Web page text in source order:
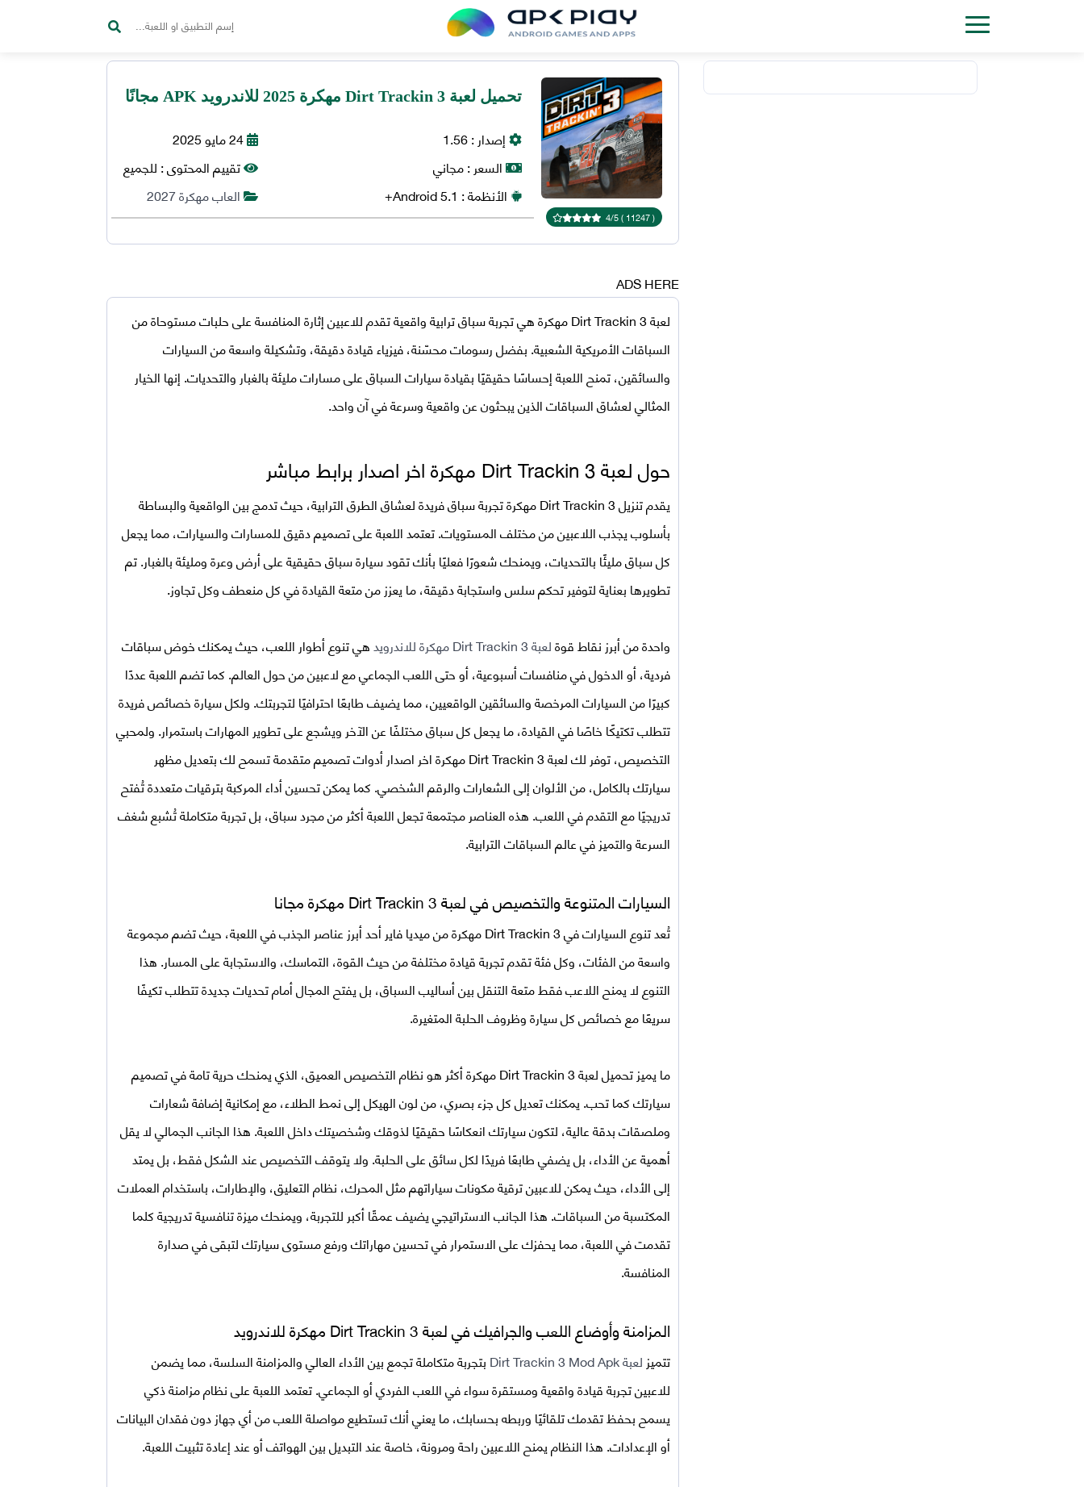
تحميل لعبة Dirt Trackin 3 مهكرة 2025 للاندرويد APK مجانًا
إصدار :1.56
السعر :مجاني
الأنظمة :
Android5.1+
24 مايو 2025
تقييم المحتوى :للجميع
العاب مهكرة 2027
(
11247
)
4/5
ADS HERE
لعبة Dirt Trackin 3 مهكرة
هي تجربة سباق ترابية واقعية تقدم للاعبين إثارة المنافسة على حلبات مستوحاة من
السباقات الأمريكية الشعبية. بفضل رسومات محسّنة، فيزياء قيادة دقيقة، وتشكيلة واسعة من السيارات
والسائقين، تمنح اللعبة إحساسًا حقيقيًا بقيادة سيارات السباق على مسارات مليئة بالغبار والتحديات. إنها الخيار
المثالي لعشاق السباقات الذين يبحثون عن واقعية وسرعة في آن واحد.
حول لعبةDirt Trackin 3مهكرة اخر اصدار برابط مباشر
يقدمتنزيل Dirt Trackin 3 مهكرة
تجربة سباق فريدة لعشاق الطرق الترابية، حيث تدمج بين الواقعية والبساطة
بأسلوب يجذب اللاعبين من مختلف المستويات. تعتمد اللعبة على تصميم دقيق للمسارات والسيارات، مما يجعل
كل سباق مليئًا بالتحديات، ويمنحك شعورًا فعليًا بأنك تقود سيارة سباق حقيقية على أرض وعرة ومليئة بالغبار. تم
تطويرها بعناية لتوفير تحكم سلس واستجابة دقيقة، ما يعزز من متعة القيادة في كل منعطف وكل تجاوز.
واحدة من أبرز نقاط قوةلعبة Dirt Trackin 3 مهكرة للاندرويد
هي تنوع أطوار اللعب، حيث يمكنك خوض سباقات
فردية، أو الدخول في منافسات أسبوعية، أو حتى اللعب الجماعي مع لاعبين من حول العالم. كما تضم اللعبة عددًا
كبيرًا من السيارات المرخصة والسائقين الواقعيين، مما يضيف طابعًا احترافيًا لتجربتك. ولكل سيارة خصائص فريدة
تتطلب تكتيكًا خاصًا في القيادة، ما يجعل كل سباق مختلفًا عن الآخر ويشجع على تطوير المهارات باستمرار. ولمحبي
التخصيص، توفر لك لعبة Dirt Trackin 3 مهكرة اخر اصدار أدوات تصميم متقدمة تسمح لك بتعديل مظهر
سيارتك بالكامل، من الألوان إلى الشعارات والرقم الشخصي. كما يمكن تحسين أداء المركبة بترقيات متعددة تُفتح
تدريجيًا مع التقدم في اللعب. هذه العناصر مجتمعة تجعل اللعبة أكثر من مجرد سباق، بل تجربة متكاملة تُشبع شغف
السرعة والتميز في عالم السباقات الترابية.
السيارات المتنوعة والتخصيص فيلعبة Dirt Trackin 3 مهكرة مجانا
تُعد تنوع السيارات فيDirt Trackin 3 مهكرة من ميديا فاير
أحد أبرز عناصر الجذب في اللعبة، حيث تضم مجموعة
واسعة من الفئات، وكل فئة تقدم تجربة قيادة مختلفة من حيث القوة، التماسك، والاستجابة على المسار. هذا
التنوع لا يمنح اللاعب فقط متعة التنقل بين أساليب السباق، بل يفتح المجال أمام تحديات جديدة تتطلب تكيفًا
سريعًا مع خصائص كل سيارة وظروف الحلبة المتغيرة.
ما يميزتحميل لعبة Dirt Trackin 3 مهكرة
أكثر هو نظام التخصيص العميق، الذي يمنحك حرية تامة في تصميم
سيارتك كما تحب. يمكنك تعديل كل جزء بصري، من لون الهيكل إلى نمط الطلاء، مع إمكانية إضافة شعارات
وملصقات بدقة عالية، لتكون سيارتك انعكاسًا حقيقيًا لذوقك وشخصيتك داخل اللعبة. هذا الجانب الجمالي لا يقل
أهمية عن الأداء، بل يضفي طابعًا فريدًا لكل سائق على الحلبة. ولا يتوقف التخصيص عند الشكل فقط، بل يمتد
إلى الأداء، حيث يمكن للاعبين ترقية مكونات سياراتهم مثل المحرك، نظام التعليق، والإطارات، باستخدام العملات
المكتسبة من السباقات. هذا الجانب الاستراتيجي يضيف عمقًا أكبر للتجربة، ويمنحك ميزة تنافسية تدريجية كلما
تقدمت في اللعبة، مما يحفزك على الاستمرار في تحسين مهاراتك ورفع مستوى سيارتك لتبقى في صدارة
المنافسة.
المزامنة وأوضاع اللعب والجرافيك في لعبةDirt Trackin 3مهكرة للاندرويد
تتميزلعبة Dirt Trackin 3 Mod Apk
بتجربة متكاملة تجمع بين الأداء العالي والمزامنة السلسة، مما يضمن
للاعبين تجربة قيادة واقعية ومستقرة سواء في اللعب الفردي أو الجماعي. تعتمد اللعبة على نظام مزامنة ذكي
يسمح بحفظ تقدمك تلقائيًا وربطه بحسابك، ما يعني أنك تستطيع مواصلة اللعب من أي جهاز دون فقدان البيانات
أو الإعدادات. هذا النظام يمنح اللاعبين راحة ومرونة، خاصة عند التبديل بين الهواتف أو عند إعادة تثبيت اللعبة.